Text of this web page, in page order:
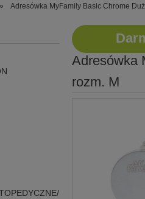
» Adresówka MyFamily Basic Chrome
Adresówka
rozm. M